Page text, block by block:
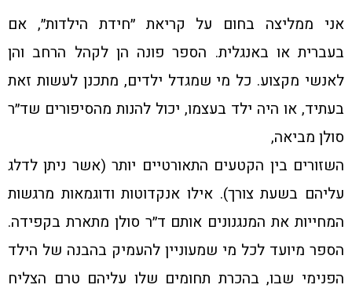
אני ממליצה בחום על קריאת ״חידת הילדות״, אם
בעברית או באנגלית. הספר פונה הן לקהל הרחב והן
לאנשי מקצוע. כל מי שמגדל ילדים, מתכנן לעשות זאת
בעתיד, או היה ילד בעצמו, יכול להנות מהסיפורים שד״ר
סולן מביאה,
השזורים בין הקטעים התאורטיים יותר (אשר ניתן לדלג
עליהם בשעת צורך). אילו אנקדוטות ודוגמאות מרגשות
המחייות את המנגנונים אותם ד״ר סולן מתארת בקפידה.
הספר מיועד לכל מי שמעוניין להעמיק בהבנה של הילד
הפנימי שבו, בהכרת תחומים שלו עליהם טרם הצליח